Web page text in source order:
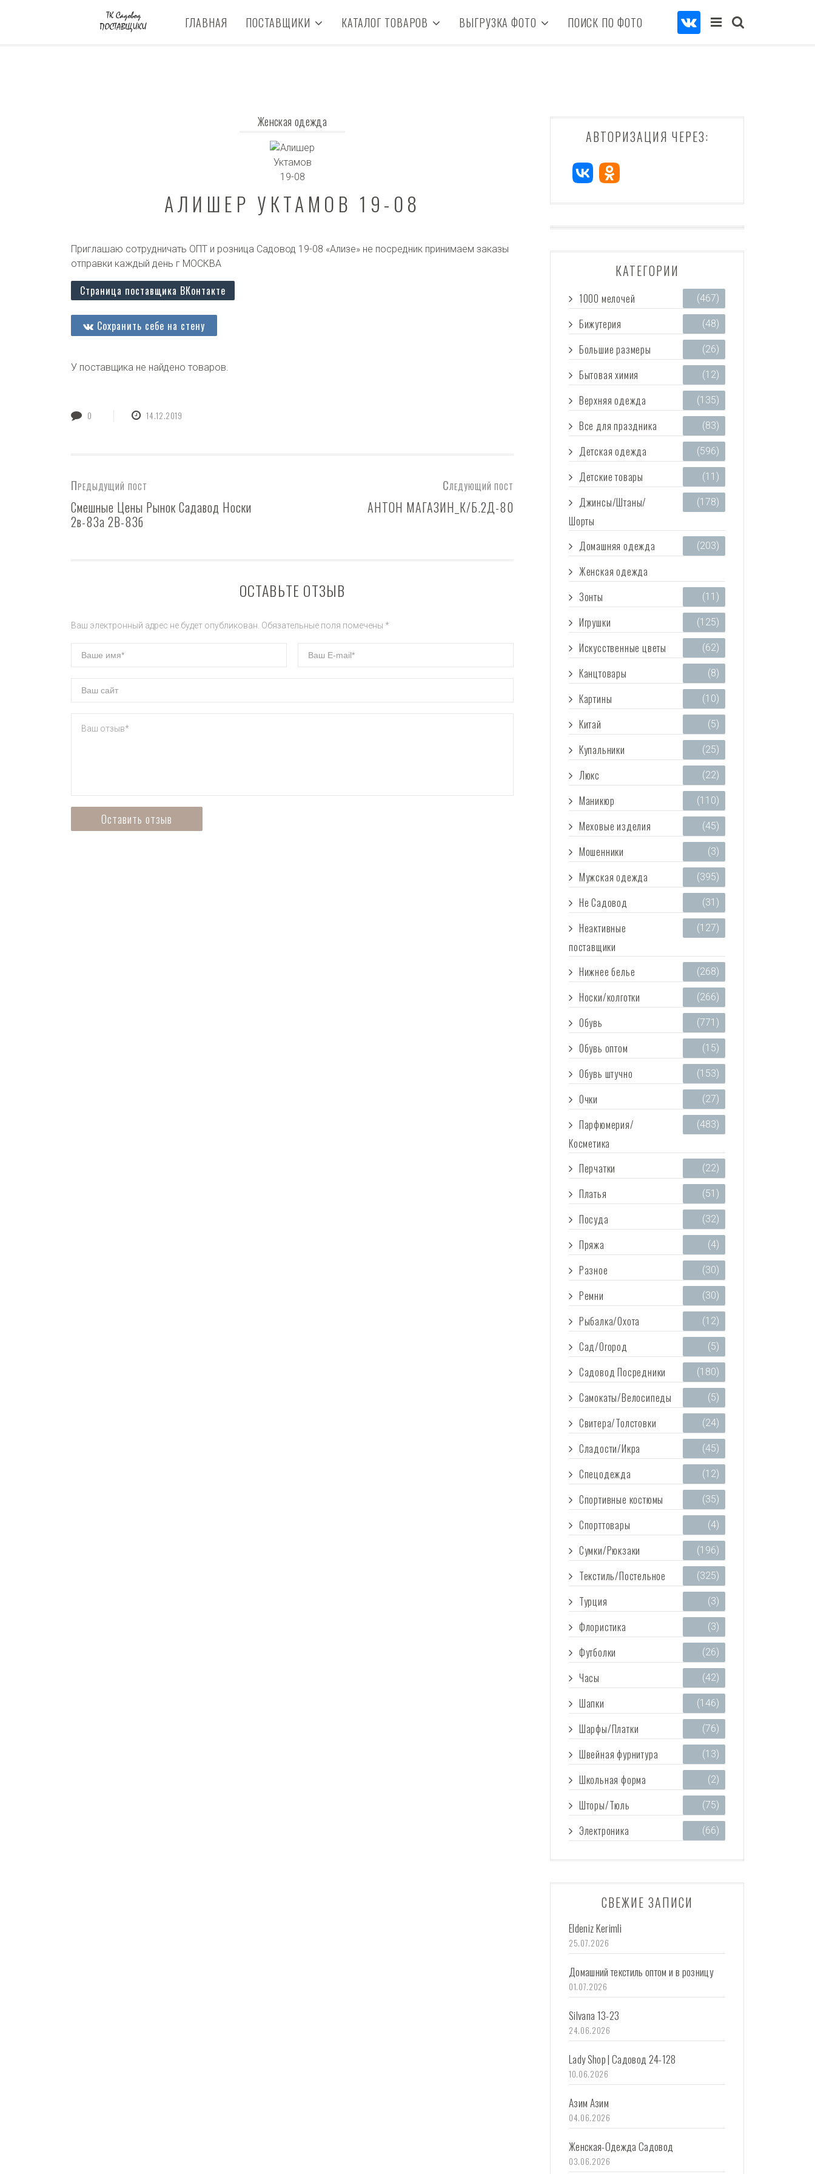
ГЛАВНАЯ ПОСТАВЩИКИ КАТАЛОГ ТОВАРОВ ВЫГРУЗКА ФОТО ПОИСК ПО ФОТО
Женская одежда
АЛИШЕР УКТАМОВ 19-08
Приглашаю сотрудничать ОПТ и розница Садовод 19-08 «Ализе» не посредник принимаем заказы
отправки каждый день г МОСКВА
Страница поставщика ВКонтакте
Сохранить себе на стену
У поставщика не найдено товаров.
0 14.12.2019
Предыдущий пост
Смешные Цены Рынок Садавод Носки
2в-83а 2В-83б
Следующий пост
АНТОН МАГАЗИН_К/Б.2Д-80
ОСТАВЬТЕ ОТЗЫВ
Ваш электронный адрес не будет опубликован. Обязательные поля помечены *
АВТОРИЗАЦИЯ ЧЕРЕЗ:
КАТЕГОРИИ
1000 мелочей (467)
Бижутерия (48)
Большие размеры (26)
Бытовая химия (12)
Верхняя одежда (135)
Все для праздника (83)
Детская одежда (596)
Детские товары (11)
Джинсы/Штаны/
Шорты
(178)
Домашняя одежда (203)
Женская одежда
Зонты (11)
Игрушки (125)
Искусственные цветы (62)
Канцтовары (8)
Картины (10)
Китай (5)
Купальники (25)
Люкс (22)
Маникюр (110)
Меховые изделия (45)
Мошенники (3)
Мужская одежда (395)
Не Садовод (31)
Неактивные
поставщики
(127)
Нижнее белье (268)
Носки/колготки (266)
Обувь (771)
Обувь оптом (15)
Обувь штучно (153)
Очки (27)
Парфюмерия/
Косметика
(483)
Перчатки (22)
Платья (51)
Посуда (32)
Пряжа (4)
Разное (30)
Ремни (30)
Рыбалка/Охота (12)
Сад/Огород (5)
Садовод Посредники (180)
Самокаты/Велосипеды (5)
Свитера/Толстовки (24)
Сладости/Икра (45)
Спецодежда (12)
Спортивные костюмы (35)
Спорттовары (4)
Сумки/Рюкзаки (196)
Текстиль/Постельное (325)
Турция (3)
Флористика (3)
Футболки (26)
Часы (42)
Шапки (146)
Шарфы/Платки (76)
Швейная фурнитура (13)
Школьная форма (2)
Шторы/Тюль (75)
Электроника (66)
СВЕЖИЕ ЗАПИСИ
Eldeniz Kerimli
25.07.2026
Домашний текстиль оптом и в розницу
01.07.2026
Silvana 13-23
24.06.2026
Lady Shop | Садовод 24-128
10.06.2026
Азим Азим
04.06.2026
Женская-Одежда Садовод
03.06.2026